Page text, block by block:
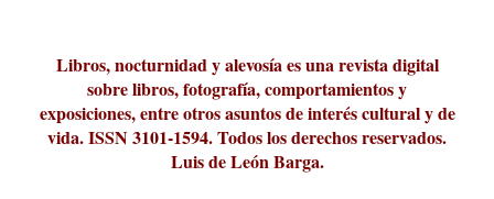
Liber 2026 al Fomento de la Le...
Revista Cultural Turia, númer...
10.000 pasos al día? Lo que d...
paisajística del mar de Sicil...
París
metafísicos de la novela ne...
Libros, nocturnidad y alevosía es una revista digital
sobre libros, fotografía, comportamientos y
exposiciones, entre otros asuntos de interés cultural y de
vida. ISSN 3101-1594. Todos los derechos reservados.
Luis de León Barga.